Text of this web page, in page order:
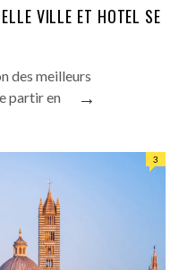
VILLE ET HOTEL SE
des meilleurs
partir en
→
3